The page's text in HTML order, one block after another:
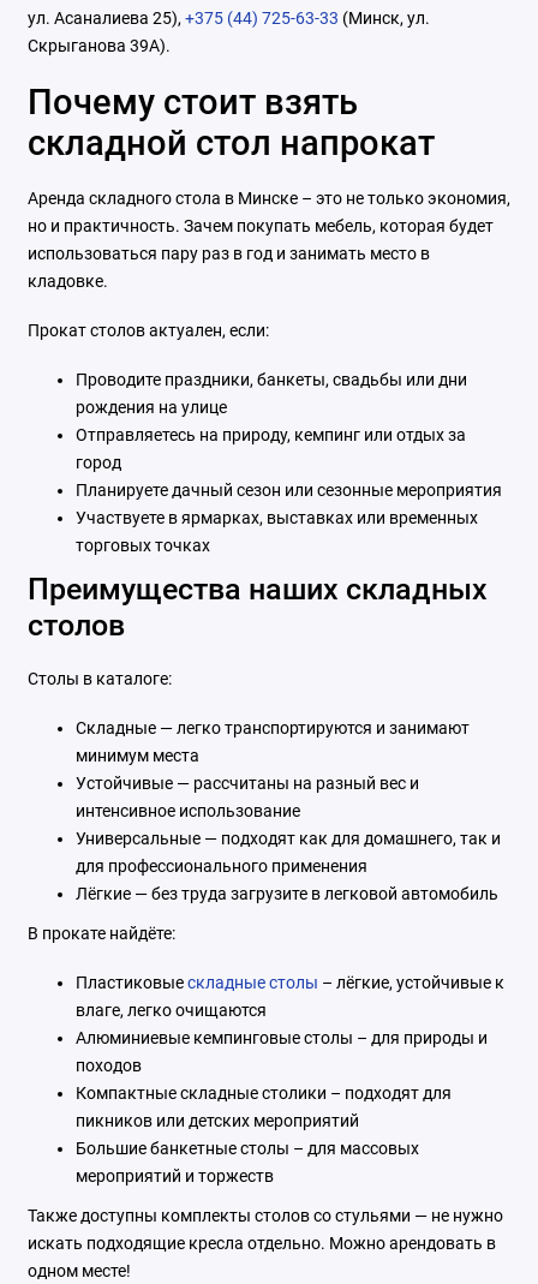
ул. Асаналиева 25), +375 (44) 725-63-33 (Минск, ул.
Скрыганова 39А).
Почему стоит взять
складной стол напрокат
Аренда складного стола в Минске – это не только экономия,
но и практичность. Зачем покупать мебель, которая будет
использоваться пару раз в год и занимать место в
кладовке.
Прокат столов актуален, если:
Проводите праздники, банкеты, свадьбы или дни
рождения на улице
Отправляетесь на природу, кемпинг или отдых за
город
Планируете дачный сезон или сезонные мероприятия
Участвуете в ярмарках, выставках или временных
торговых точках
Преимущества наших складных
столов
Столы в каталоге:
Складные — легко транспортируются и занимают
минимум места
Устойчивые — рассчитаны на разный вес и
интенсивное использование
Универсальные — подходят как для домашнего, так и
для профессионального применения
Лёгкие — без труда загрузите в легковой автомобиль
В прокате найдёте:
Пластиковыескладные столы – лёгкие, устойчивые к
влаге, легко очищаются
Алюминиевые кемпинговые столы – для природы и
походов
Компактные складные столики – подходят для
пикников или детских мероприятий
Большие банкетные столы – для массовых
мероприятий и торжеств
Также доступны комплекты столов со стульями — не нужно
искать подходящие кресла отдельно. Можно арендовать в
одном месте!